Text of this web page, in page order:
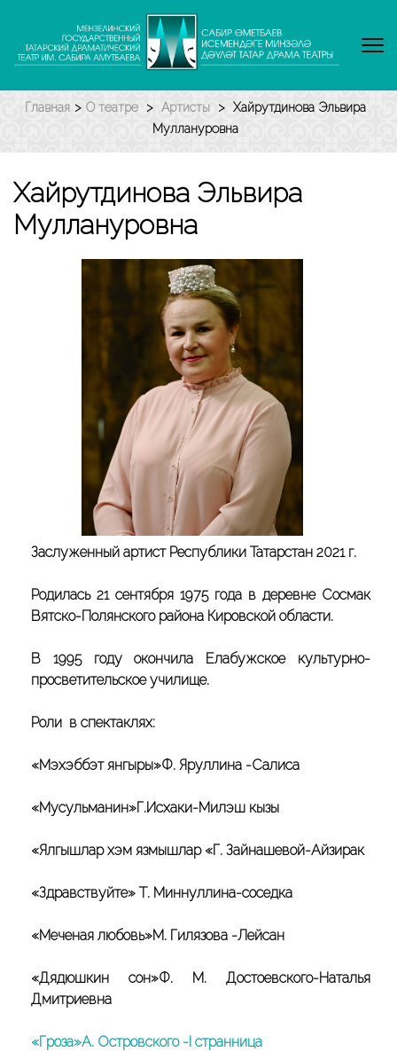
содержимому
Enter)
Главная > О театре > Артисты > Хайрутдинова Эльвира
Муллануровна
Хайрутдинова Эльвира
Муллануровна
Заслуженный артист Республики Татарстан 2021 г.
Родилась 21 сентября 1975 года в деревне Сосмак
Вятско-Полянского района Кировской области.
В 1995 году окончила Елабужское культурно-
просветительское училище.
Роли в спектаклях:
«Мэхэббэт янгыры»Ф. Яруллина -Салиса
«Мусульманин»Г.Исхаки-Милэш кызы
«Ялгышлар хэм язмышлар «Г. Зайнашевой-Айзирак
«Здравствуйте» Т. Миннуллина-соседка
«Меченая любовь»М. Гилязова -Лейсан
«Дядюшкин сон»Ф. М. Достоевского-Наталья
Дмитриевна
«Гроза»А. Островского -I странница